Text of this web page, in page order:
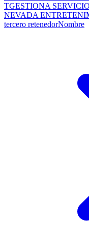
TGESTIONA
NEVADA
tercero retenedorNombre